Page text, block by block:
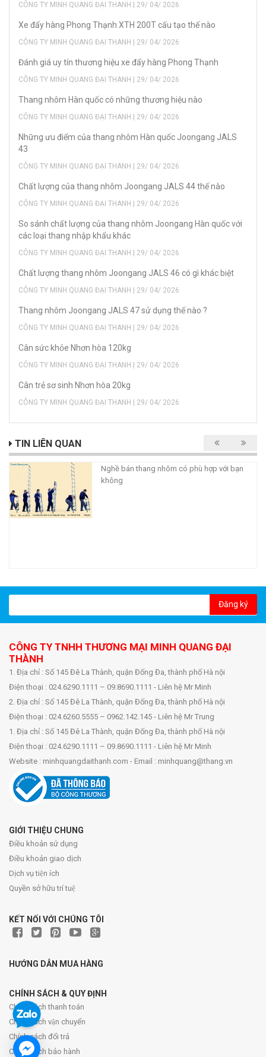
CÔNG TY MINH QUANG ĐẠI THANH | 29/ 04/ 2026
Xe đẩy hàng Phong Thạnh XTH 200T cấu tạo thế nào
CÔNG TY MINH QUANG ĐẠI THANH | 29/ 04/ 2026
Đánh giá uy tín thương hiệu xe đẩy hàng Phong Thạnh
CÔNG TY MINH QUANG ĐẠI THANH | 29/ 04/ 2026
Thang nhôm Hàn quốc có những thương hiệu nào
CÔNG TY MINH QUANG ĐẠI THANH | 29/ 04/ 2026
Những ưu điểm của thang nhôm Hàn quốc Joongang JALS
43
CÔNG TY MINH QUANG ĐẠI THANH | 29/ 04/ 2026
Chất lượng của thang nhôm Joongang JALS 44 thế nào
CÔNG TY MINH QUANG ĐẠI THANH | 29/ 04/ 2026
So sánh chất lượng của thang nhôm Joongang Hàn quốc với
các loại thang nhập khẩu khác
CÔNG TY MINH QUANG ĐẠI THANH | 29/ 04/ 2026
Chất lượng thang nhôm Joongang JALS 46 có gì khác biệt
CÔNG TY MINH QUANG ĐẠI THANH | 29/ 04/ 2026
Thang nhôm Joongang JALS 47 sử dụng thế nào ?
CÔNG TY MINH QUANG ĐẠI THANH | 29/ 04/ 2026
Cân sức khỏe Nhơn hòa 120kg
CÔNG TY MINH QUANG ĐẠI THANH | 29/ 04/ 2026
Cân trẻ sơ sinh Nhơn hòa 20kg
CÔNG TY MINH QUANG ĐẠI THANH | 29/ 04/ 2026
TIN LIÊN QUAN
Nghề bán thang nhôm có phù hợp với bạn
không
Đăng ký
CÔNG TY TNHH THƯƠNG MẠI MINH QUANG ĐẠI
THÀNH
1. Địa chỉ : Số 145 Đê La Thành, quận Đống Đa, thành phố Hà nội
Điện thoại : 024.6290.1111 – 09.8690.1111 - Liên hệ Mr Minh
2. Địa chỉ : Số 145 Đê La Thành, quận Đống Đa, thành phố Hà nội
Điện thoại : 024.6260.5555 – 0962.142.145 - Liên hệ Mr Trung
1. Địa chỉ : Số 145 Đê La Thành, quận Đống Đa, thành phố Hà nội
Điện thoại : 024.6290.1111 – 09.8690.1111 - Liên hệ Mr Minh
Website : minhquangdaithanh.com - Email : minhquang@thang.vn
GIỚI THIỆU CHUNG
Điều khoản sử dụng
Điều khoản giao dịch
Dịch vụ tiện ích
Quyền sở hữu trí tuệ
KẾT NỐI VỚI CHÚNG TÔI
HƯỚNG DẪN MUA HÀNG
CHÍNH SÁCH & QUY ĐỊNH
Chính sách thanh toán
Chính sách vận chuyển
Chính sách đổi trả
Chính sách bảo hành